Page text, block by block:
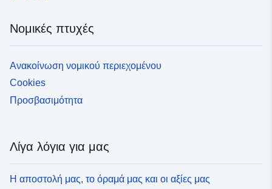
Νομικές πτυχές
Ανακοίνωση νομικού περιεχομένου
Cookies
Προσβασιμότητα
Λίγα λόγια για μας
Η αποστολή μας, το όραμά μας και οι αξίες μας